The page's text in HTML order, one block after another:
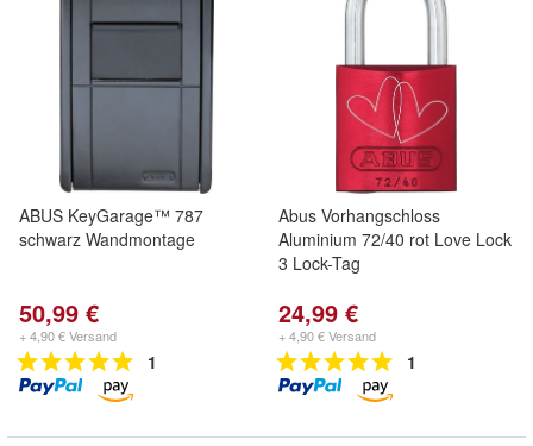
ABUS KeyGarage™ 787
schwarz Wandmontage
50,99 €
+ 4,90 € Versand
1
Abus Vorhangschloss
Aluminium 72/40 rot Love Lock
3 Lock-Tag
24,99 €
+ 4,90 € Versand
1